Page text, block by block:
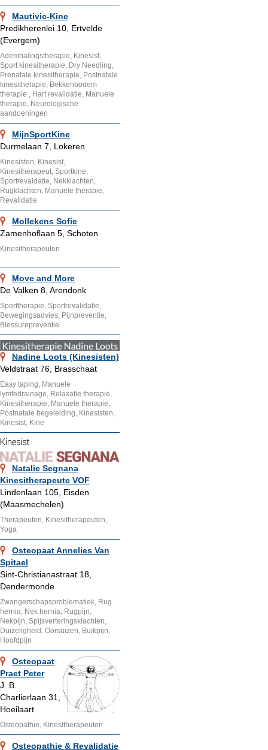
Mautivic-Kine
Predikherenlei 10, Ertvelde
(Evergem)
Ademhalingstherapie, Kinesist,
Sport kinesitherapie, Dry Needling,
Prenatale kinesitherapie, Postnatale
kinesitherapie, Bekkenbodem
therapie , Hart revalidatie, Manuele
therapie, Neurologische
aandoeningen
MijnSportKine
Durmelaan 7, Lokeren
Kinesisten, Kinesist,
Kinesitherapeut, Sportkine,
Sportrevaldatie, Nekklachten,
Rugklachten, Manuele therapie,
Revalidatie
Mollekens Sofie
Zamenhoflaan 5, Schoten
Kinesitherapeuten
Move and More
De Valken 8, Arendonk
Sporttherapie, Sportrevalidatie,
Bewegingsadvies, Pijnpreventie,
Blessurepreventie
Nadine Loots (Kinesisten)
Veldstraat 76, Brasschaat
Easy taping, Manuele
lymfedrainage, Relaxatie therapie,
Kinesitherapie, Manuele therapie,
Postnatale begeleiding, Kinesisten,
Kinesist, Kine
Natalie Segnana
Kinesitherapeute VOF
Lindenlaan 105, Eisden
(Maasmechelen)
Therapeuten, Kinesitherapeuten,
Yoga
Osteopaat Annelies Van
Spitael
Sint-Christianastraat 18,
Dendermonde
Zwangerschapsproblematiek, Rug
hernia, Nek hernia, Rugpijn,
Nekpijn, Spijsverteringsklachten,
Duizeligheid, Oorsuizen, Buikpijn,
Hoofdpijn
Osteopaat
Praet Peter
J. B.
Charlierlaan 31,
Hoeilaart
Osteopathie, Kinesitherapeuten
Osteopathie & Revalidatie